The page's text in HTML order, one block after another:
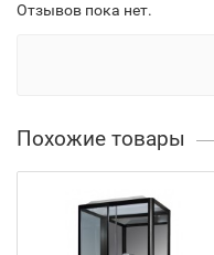
Отзывов пока нет.
Похожие товары